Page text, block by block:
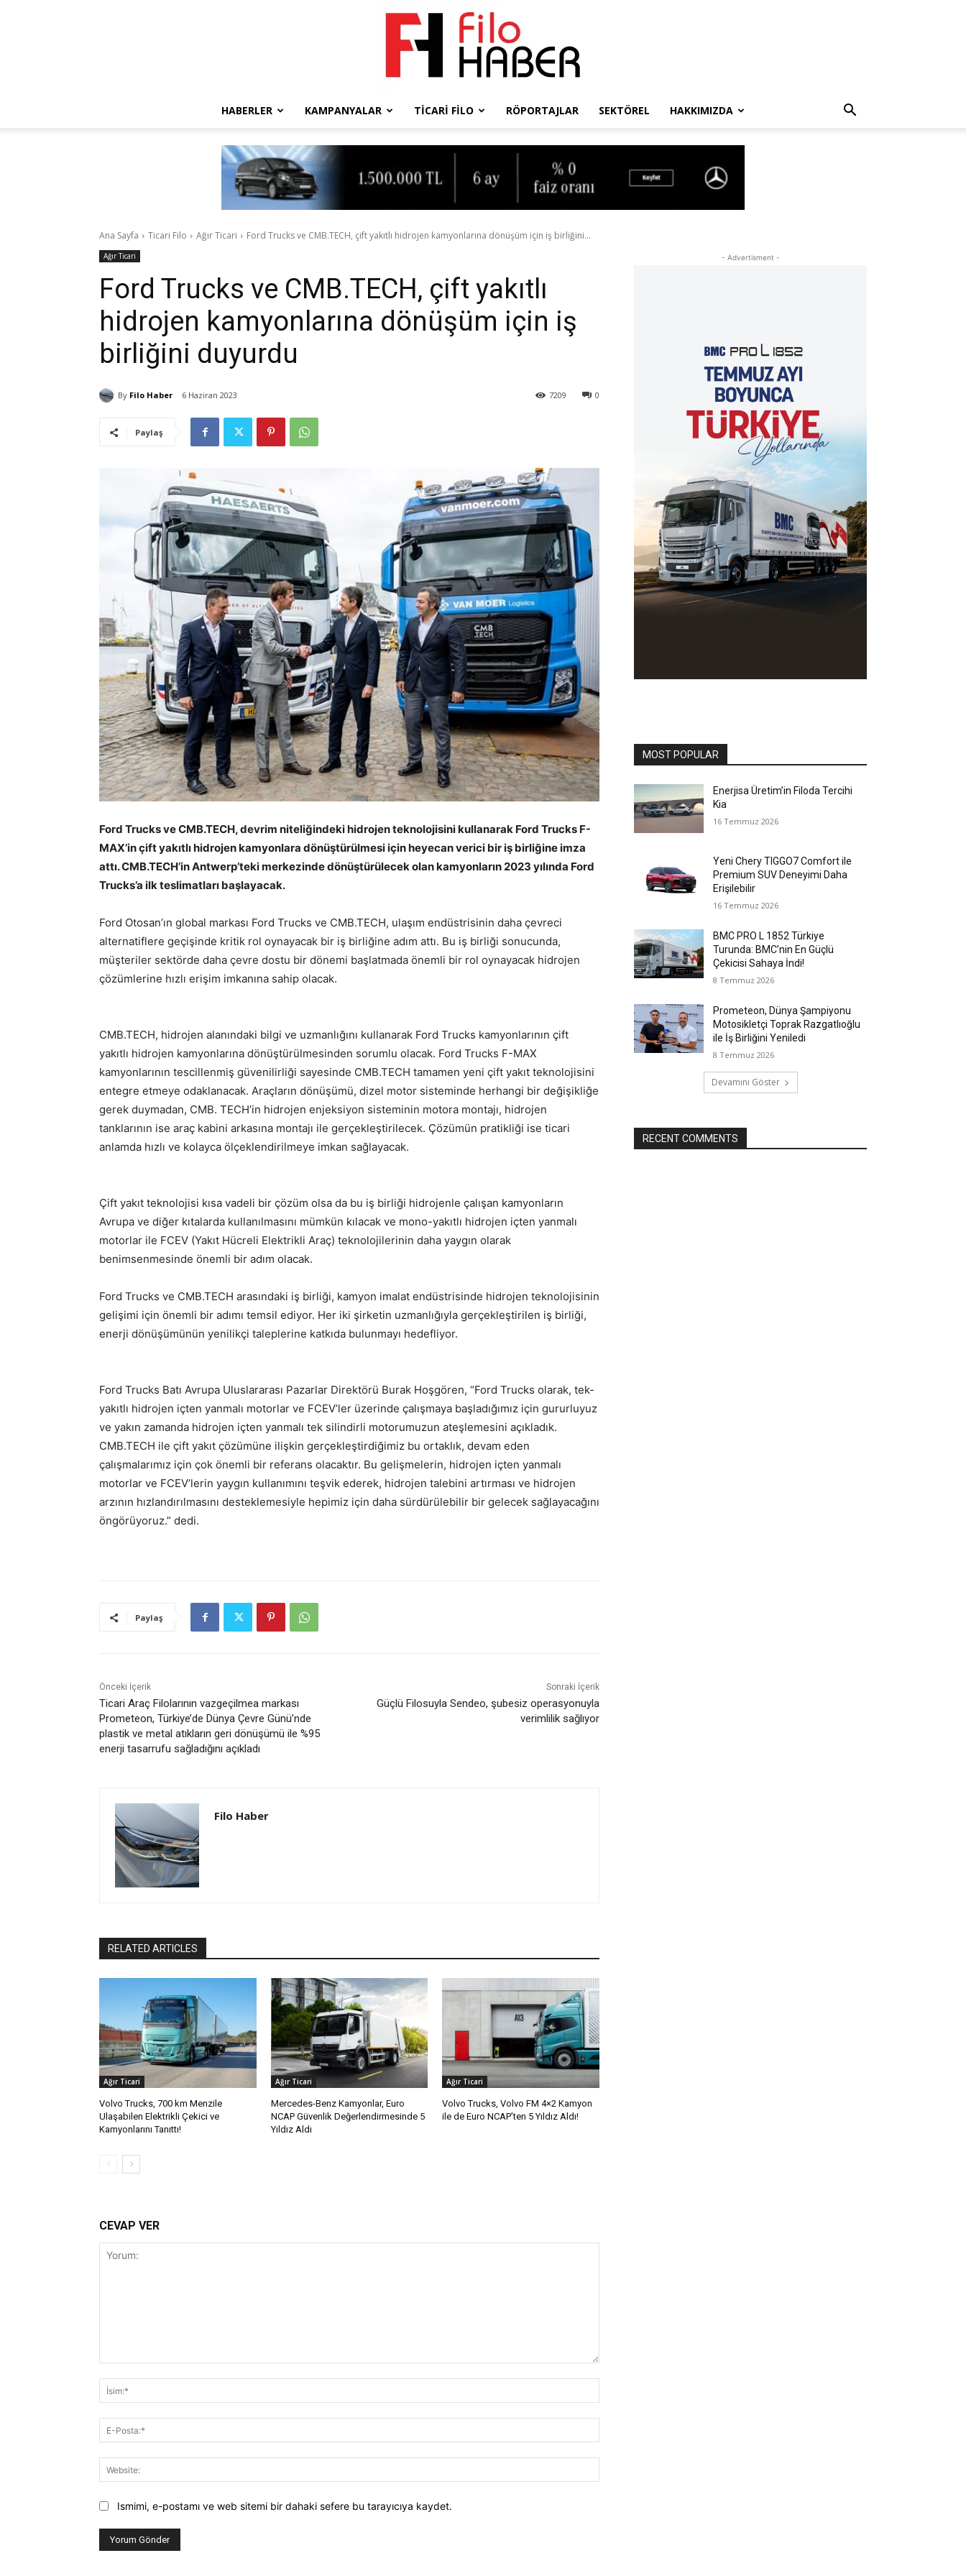
Haber
HABERLER KAMPANYALAR TICARI FILO RÖPORTAJLAR SEKTÖREL HAKKIMIZDA
Ana Sayfa Ticari Filo Ağır Ticari Ford Trucks ve CMB.TECH, çift yakıtlı hidrojen kamyonlarına dönüşüm için iş birliğini...
Ağır Ticari
Ford Trucks ve CMB.TECH, çift yakıtlı
hidrojen kamyonlarına dönüşüm için iş
birliğini duyurdu
By Filo Haber 6 Haziran 2023 0
7209
Paylaş
Ford Trucks ve CMB.TECH, devrim niteliğindeki hidrojen teknolojisini kullanarak Ford Trucks F-
MAX’in çift yakıtlı hidrojen kamyonlara dönüştürülmesi için heyecan verici bir iş birliğine imza
attı. CMB.TECH’in Antwerp’teki merkezinde dönüştürülecek olan kamyonların 2023 yılında Ford
Trucks’a ilk teslimatları başlayacak.
Ford Otosan’ın global markası Ford Trucks ve CMB.TECH, ulaşım endüstrisinin daha çevreci
alternatiflere geçişinde kritik rol oynayacak bir iş birliğine adım attı. Bu iş birliği sonucunda,
müşteriler sektörde daha çevre dostu bir dönemi başlatmada önemli bir rol oynayacak hidrojen
çözümlerine hızlı erişim imkanına sahip olacak.
CMB.TECH, hidrojen alanındaki bilgi ve uzmanlığını kullanarak Ford Trucks kamyonlarının çift
yakıtlı hidrojen kamyonlarına dönüştürülmesinden sorumlu olacak. Ford Trucks F-MAX
kamyonlarının tescillenmiş güvenilirliği sayesinde CMB.TECH tamamen yeni çift yakıt teknolojisini
entegre etmeye odaklanacak. Araçların dönüşümü, dizel motor sisteminde herhangi bir değişikliğe
gerek duymadan, CMB. TECH’in hidrojen enjeksiyon sisteminin motora montajı, hidrojen
tanklarının ise araç kabini arkasına montajı ile gerçekleştirilecek. Çözümün pratikliği ise ticari
anlamda hızlı ve kolayca ölçeklendirilmeye imkan sağlayacak.
Çift yakıt teknolojisi kısa vadeli bir çözüm olsa da bu iş birliği hidrojenle çalışan kamyonların
Avrupa ve diğer kıtalarda kullanılmasını mümkün kılacak ve mono-yakıtlı hidrojen içten yanmalı
motorlar ile FCEV (Yakıt Hücreli Elektrikli Araç) teknolojilerinin daha yaygın olarak
benimsenmesinde önemli bir adım olacak.
Ford Trucks ve CMB.TECH arasındaki iş birliği, kamyon imalat endüstrisinde hidrojen teknolojisinin
gelişimi için önemli bir adımı temsil ediyor. Her iki şirketin uzmanlığıyla gerçekleştirilen iş birliği,
enerji dönüşümünün yenilikçi taleplerine katkıda bulunmayı hedefliyor.
Ford Trucks Batı Avrupa Uluslararası Pazarlar Direktörü Burak Hoşgören, “Ford Trucks olarak, tek-
yakıtlı hidrojen içten yanmalı motorlar ve FCEV’ler üzerinde çalışmaya başladığımız için gururluyuz
ve yakın zamanda hidrojen içten yanmalı tek silindirli motorumuzun ateşlemesini açıkladık.
CMB.TECH ile çift yakıt çözümüne ilişkin gerçekleştirdiğimiz bu ortaklık, devam eden
çalışmalarımız için çok önemli bir referans olacaktır. Bu gelişmelerin, hidrojen içten yanmalı
motorlar ve FCEV’lerin yaygın kullanımını teşvik ederek, hidrojen talebini artırması ve hidrojen
arzının hızlandırılmasını desteklemesiyle hepimiz için daha sürdürülebilir bir gelecek sağlayacağını
öngörüyoruz.” dedi.
Paylaş
Önceki İçerik
Ticari Araç Filolarının vazgeçilmea markası
Prometeon, Türkiye’de Dünya Çevre Günü’nde
plastik ve metal atıkların geri dönüşümü ile %95
enerji tasarrufu sağladığını açıkladı
Sonraki İçerik
Güçlü Filosuyla Sendeo, şubesiz operasyonuyla
verimlilik sağlıyor
Filo Haber
RELATED ARTICLES
Ağır Ticari
Volvo Trucks, 700 km Menzile
Ulaşabilen Elektrikli Çekici ve
Kamyonlarını Tanıttı!
Ağır Ticari
Mercedes-Benz Kamyonlar, Euro
NCAP Güvenlik Değerlendirmesinde 5
Yıldız Aldı
Ağır Ticari
Volvo Trucks, Volvo FM 4×2 Kamyon
ile de Euro NCAP’ten 5 Yıldız Aldı!
CEVAP VER
Posta:*
Ismimi, e-postamı ve web sitemi bir dahaki sefere bu tarayıcıya kaydet.
- Advertisment -
MOST POPULAR
Enerjisa Üretim’in Filoda Tercihi
Kia
16 Temmuz 2026
Yeni Chery TIGGO7 Comfort ile
Premium SUV Deneyimi Daha
Erişilebilir
16 Temmuz 2026
BMC PRO L 1852 Türkiye
Turunda: BMC’nin En Güçlü
Çekicisi Sahaya İndi!
8 Temmuz 2026
Prometeon, Dünya Şampiyonu
Motosikletçi Toprak Razgatlıoğlu
ile İş Birliğini Yeniledi
8 Temmuz 2026
Devamını Göster
RECENT COMMENTS